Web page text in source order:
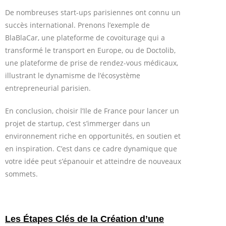
De nombreuses start-ups parisiennes ont connu un
succès international. Prenons l’exemple de
BlaBlaCar, une plateforme de covoiturage qui a
transformé le transport en Europe, ou de Doctolib,
une plateforme de prise de rendez-vous médicaux,
illustrant le dynamisme de l’écosystème
entrepreneurial parisien.
En conclusion, choisir l’Ile de France pour lancer un
projet de startup, c’est s’immerger dans un
environnement riche en opportunités, en soutien et
en inspiration. C’est dans ce cadre dynamique que
votre idée peut s’épanouir et atteindre de nouveaux
sommets.
Les Étapes Clés de la Création d’une